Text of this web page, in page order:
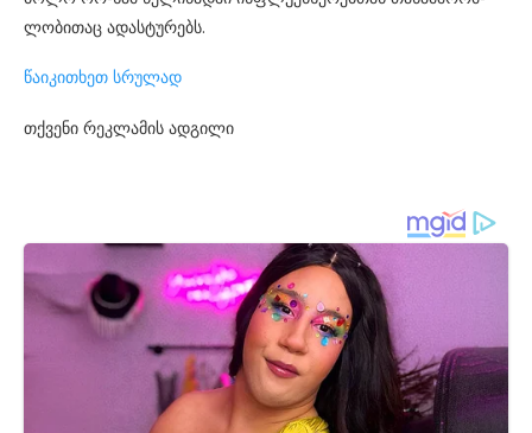
ლო­ბი­თაც ადას­ტუ­რებს.
წაიკითხეთ სრულად
თქვენი რეკლამის ადგილი